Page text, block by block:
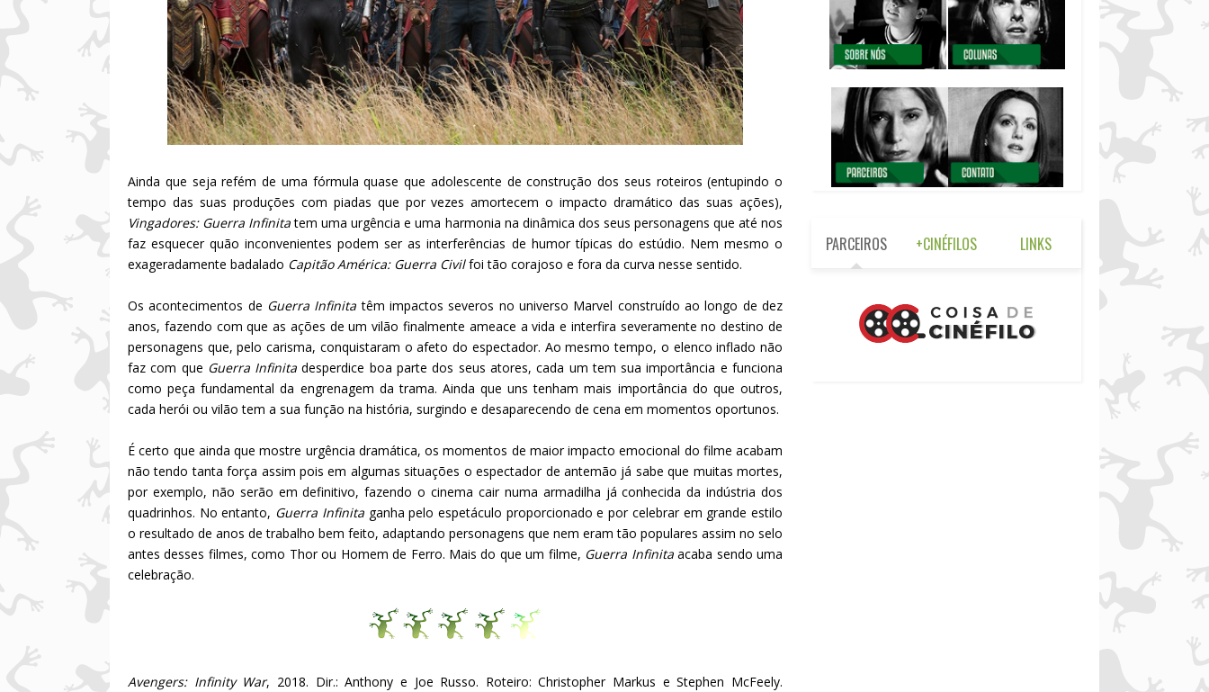
Ainda que seja refém de uma fórmula quase que adolescente de construção dos seus roteiros (entupindo o
tempo das suas produções com piadas que por vezes amortecem o impacto dramático das suas ações),
Vingadores: Guerra Infinitatem uma urgência e uma harmonia na dinâmica dos seus personagens que até nos
faz esquecer quão inconvenientes podem ser as interferências de humor típicas do estúdio. Nem mesmo o
exageradamente badalado Capitão América: Guerra Civilfoi tão corajoso e fora da curva nesse sentido.
Os acontecimentos de Guerra Infinita têm impactos severos no universo Marvel construído ao longo de dez
anos, fazendo com que as ações de um vilão finalmente ameace a vida e interfira severamente no destino de
personagens que, pelo carisma, conquistaram o afeto do espectador. Ao mesmo tempo, o elenco inflado não
faz com que Guerra Infinitadesperdice boa parte dos seus atores, cada um tem sua importância e funciona
como peça fundamental da engrenagem da trama. Ainda que uns tenham mais importância do que outros,
cada herói ou vilão tem a sua função na história, surgindo e desaparecendo de cena em momentos oportunos.
É certo que ainda que mostre urgência dramática, os momentos de maior impacto emocional do filme acabam
não tendo tanta força assim pois em algumas situações o espectador de antemão já sabe que muitas mortes,
por exemplo, não serão em definitivo, fazendo o cinema cair numa armadilha já conhecida da indústria dos
quadrinhos. No entanto, Guerra Infinita ganha pelo espetáculo proporcionado e por celebrar em grande estilo
o resultado de anos de trabalho bem feito, adaptando personagens que nem eram tão populares assim no selo
antes desses filmes, como Thor ou Homem de Ferro. Mais do que um filme, Guerra Infinitaacaba sendo uma
celebração.
Avengers: Infinity War, 2018. Dir.: Anthony e Joe Russo. Roteiro: Christopher Markus e Stephen McFeely.
PARCEIROS +CINÉFILOS LINKS